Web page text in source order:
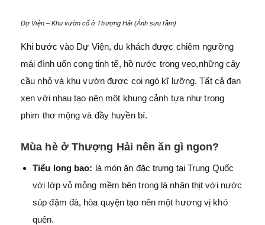
Dự Viện – Khu vườn cổ ở Thượng Hải (Ảnh sưu tầm)
Khi bước vào Dự Viện, du khách được chiêm ngưỡng
mái đình uốn cong tinh tế, hồ nước trong veo,những cây
cầu nhỏ và khu vườn được coi ngó kĩ lưỡng. Tất cả đan
xen với nhau tạo nên một khung cảnh tựa như trong
phim thơ mộng và đầy huyền bí.
Mùa hè ở Thượng Hải nên ăn gì ngon?
Tiểu long bao: là món ăn đặc trưng tại Trung Quốc
với lớp vỏ mỏng mềm bên trong là nhân thịt với nước
súp đậm đà, hòa quyện tạo nên một hương vị khó
quên.